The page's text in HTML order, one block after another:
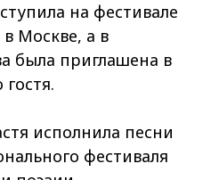
на фестивале
в Москве, а в
была приглашена в
исполнила песни
фестиваля